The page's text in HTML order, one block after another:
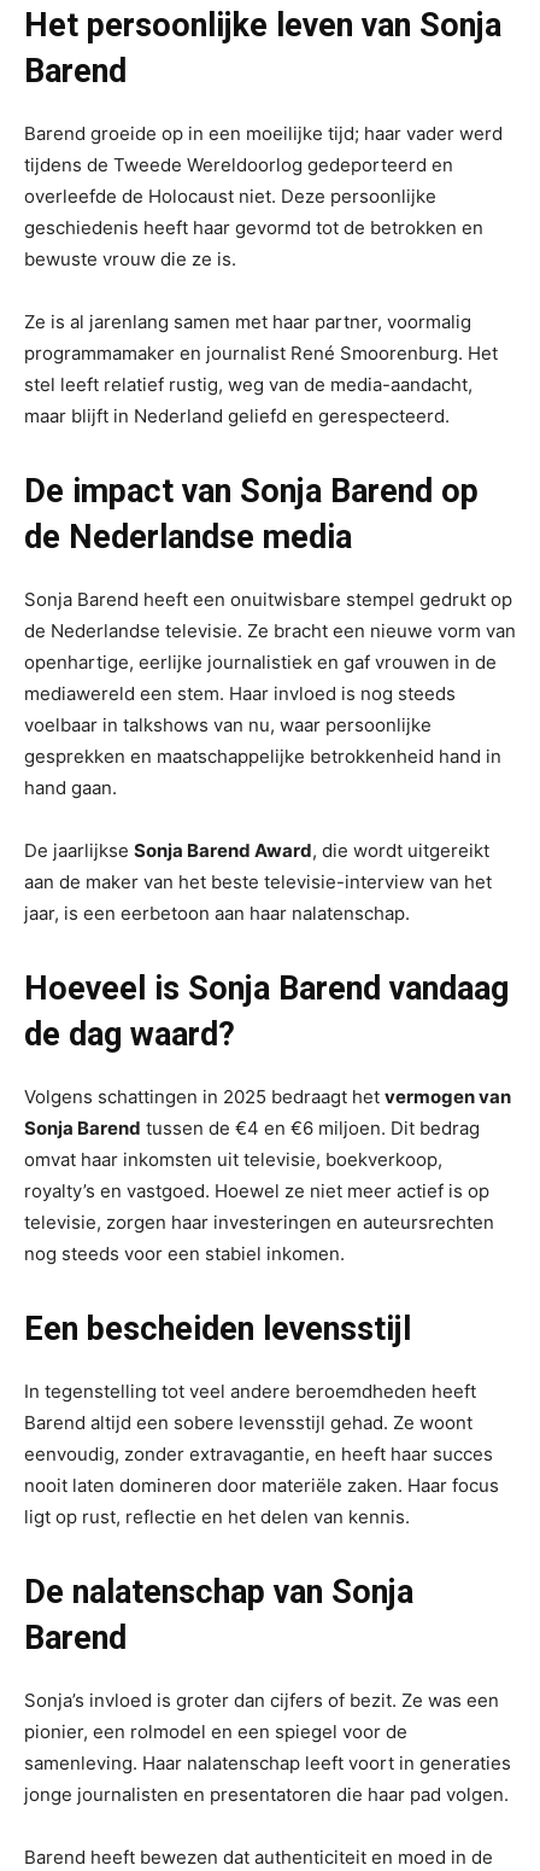
Het persoonlijke leven van Sonja
Barend
Barend groeide op in een moeilijke tijd; haar vader werd
tijdens de Tweede Wereldoorlog gedeporteerd en
overleefde de Holocaust niet. Deze persoonlijke
geschiedenis heeft haar gevormd tot de betrokken en
bewuste vrouw die ze is.
Ze is al jarenlang samen met haar partner, voormalig
programmamaker en journalist René Smoorenburg. Het
stel leeft relatief rustig, weg van de media-aandacht,
maar blijft in Nederland geliefd en gerespecteerd.
De impact van Sonja Barend op
de Nederlandse media
Sonja Barend heeft een onuitwisbare stempel gedrukt op
de Nederlandse televisie. Ze bracht een nieuwe vorm van
openhartige, eerlijke journalistiek en gaf vrouwen in de
mediawereld een stem. Haar invloed is nog steeds
voelbaar in talkshows van nu, waar persoonlijke
gesprekken en maatschappelijke betrokkenheid hand in
hand gaan.
De jaarlijkse Sonja Barend Award, die wordt uitgereikt
aan de maker van het beste televisie-interview van het
jaar, is een eerbetoon aan haar nalatenschap.
Hoeveel is Sonja Barend vandaag
de dag waard?
Volgens schattingen in 2025 bedraagt het vermogen van
Sonja Barend tussen de €4 en €6 miljoen. Dit bedrag
omvat haar inkomsten uit televisie, boekverkoop,
royalty’s en vastgoed. Hoewel ze niet meer actief is op
televisie, zorgen haar investeringen en auteursrechten
nog steeds voor een stabiel inkomen.
Een bescheiden levensstijl
In tegenstelling tot veel andere beroemdheden heeft
Barend altijd een sobere levensstijl gehad. Ze woont
eenvoudig, zonder extravagantie, en heeft haar succes
nooit laten domineren door materiële zaken. Haar focus
ligt op rust, reflectie en het delen van kennis.
De nalatenschap van Sonja
Barend
Sonja’s invloed is groter dan cijfers of bezit. Ze was een
pionier, een rolmodel en een spiegel voor de
samenleving. Haar nalatenschap leeft voort in generaties
jonge journalisten en presentatoren die haar pad volgen.
Barend heeft bewezen dat authenticiteit en moed in de